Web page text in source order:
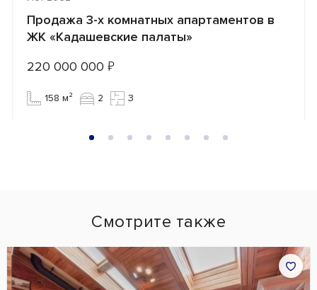
Продажа 3-х комнатных апартаментов в
ЖК «Кадашевские палаты»
220 000 000 ₽
158 м² 2 3
Смотрите также